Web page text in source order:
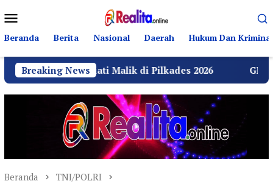
ke
kontenMobile
Beranda Berita Nasional Daerah Hukum Dan Kriminal
Breaking News
Kurniati Malik di Pilkades 2026 GRIB Jaya
Beranda TNI/POLRI